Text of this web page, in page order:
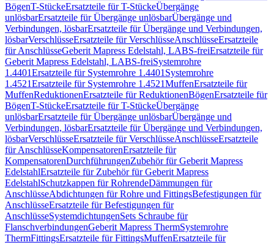
BögenT-StückeErsatzteile für T-StückeÜbergänge
unlösbarErsatzteile für Übergänge unlösbarÜbergänge und
Verbindungen, lösbarErsatzteile für Übergänge und Verbindungen,
lösbarVerschlüsseErsatzteile für VerschlüsseAnschlüsseErsatzteile
für AnschlüsseGeberit Mapress Edelstahl, LABS-freiErsatzteile für
Geberit Mapress Edelstahl, LABS-freiSystemrohre
1.4401Ersatzteile für Systemrohre 1.4401 Systemrohre
1.4521Ersatzteile für Systemrohre 1.4521MuffenErsatzteile für
MuffenReduktionenErsatzteile für ReduktionenBögenErsatzteile für
BögenT-StückeErsatzteile für T-StückeÜbergänge
unlösbarErsatzteile für Übergänge unlösbarÜbergänge und
Verbindungen, lösbarErsatzteile für Übergänge und Verbindungen,
lösbarVerschlüsseErsatzteile für VerschlüsseAnschlüsseErsatzteile
für AnschlüsseKompensatorenErsatzteile für
KompensatorenDurchführungenZubehör für Geberit Mapress
EdelstahlErsatzteile für Zubehör für Geberit Mapress
EdelstahlSchutzkappen für RohrendeDämmungen für
AnschlüsseAbdichtungen für Rohre und FittingsBefestigungen für
AnschlüsseErsatzteile für Befestigungen für
AnschlüsseSystemdichtungenSets Schraube für
FlanschverbindungenGeberit Mapress ThermSystemrohre
ThermFittingsErsatzteile für FittingsMuffenErsatzteile für